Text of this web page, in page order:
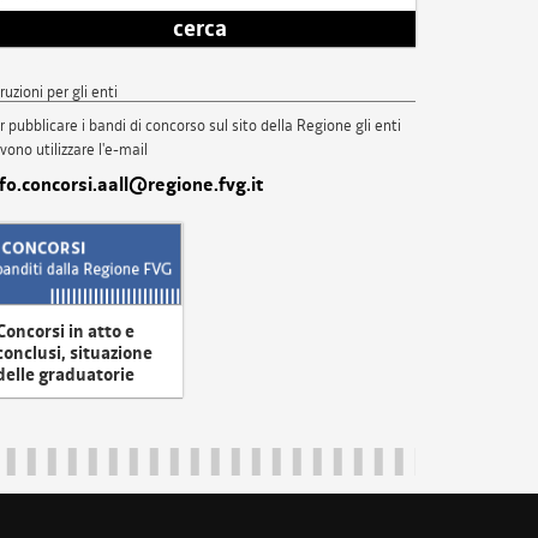
cerca
per gli enti
pubblicare i bandi di concorso sul sito della Regione gli enti
utilizzare l'e-mail
in atto e
situazione
graduatorie